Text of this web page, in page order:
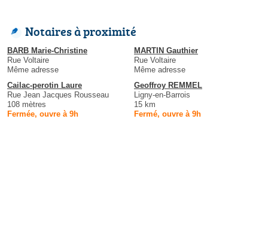
Notaires à proximité
BARB Marie-Christine
Rue Voltaire
Même adresse
MARTIN Gauthier
Rue Voltaire
Même adresse
Cailac-perotin Laure
Rue Jean Jacques Rousseau
108 mètres
Fermée, ouvre à 9h
Geoffroy REMMEL
Ligny-en-Barrois
15 km
Fermé, ouvre à 9h